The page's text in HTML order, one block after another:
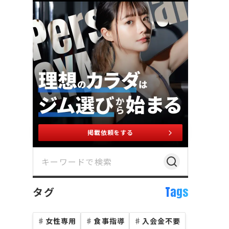
掲載依頼をする
タグ Tags
♯ 女性専用 ♯ 食事指導 ♯ 入会金不要